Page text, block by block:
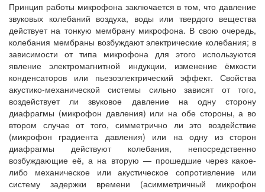
Принцип работы микрофона заключается в том, что давление
звуковых колебаний воздуха, воды или твердого вещества
действует на тонкую мембрану микрофона. В свою очередь,
колебания мембраны возбуждают электрические колебания; в
зависимости от типа микрофона для этого используются
явление электромагнитной индукции, изменение ёмкости
конденсаторов или пьезоэлектрический эффект. Свойства
акустико-механической системы сильно зависят от того,
воздействует ли звуковое давление на одну сторону
диафрагмы (микрофон давления) или на обе стороны, а во
втором случае от того, симметрично ли это воздействие
(микрофон градиента давления) или на одну из сторон
диафрагмы действуют колебания, непосредственно
возбуждающие её, а на вторую — прошедшие через какое-
либо механическое или акустическое сопротивление или
систему задержки времени (асимметричный микрофон